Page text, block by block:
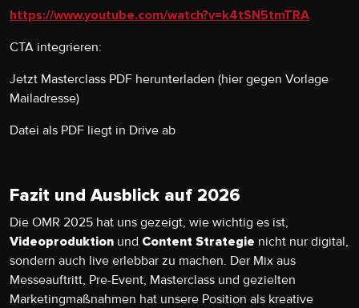
https://www.youtube.com/watch?v=k4tSN5tmTRA
CTA integrieren:
Jetzt Masterclass PDF herunterladen (hier gegen Vorlage
Mailadresse)
Datei als PDF liegt in Drive ab
Fazit und Ausblick auf 2026
Die OMR 2025 hat uns gezeigt, wie wichtig es ist,
Videoproduktion und Content Strategie nicht nur digital,
sondern auch live erlebbar zu machen. Der Mix aus
Messeauftritt, Pre-Event, Masterclass und gezielten
Marketingmaßnahmen hat unsere Position als kreative